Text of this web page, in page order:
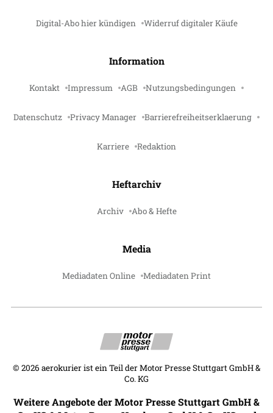
Digital-Abo hier kündigen Widerruf digitaler Käufe
Information
Kontakt Impressum AGB Nutzungsbedingungen
Datenschutz Privacy Manager Barrierefreiheitserklaerung
Karriere Redaktion
Heftarchiv
Archiv Abo & Hefte
Media
Mediadaten Online Mediadaten Print
© 2026 aerokurier ist ein Teil der Motor Presse Stuttgart GmbH &
Co. KG
Weitere Angebote der Motor Presse Stuttgart GmbH &